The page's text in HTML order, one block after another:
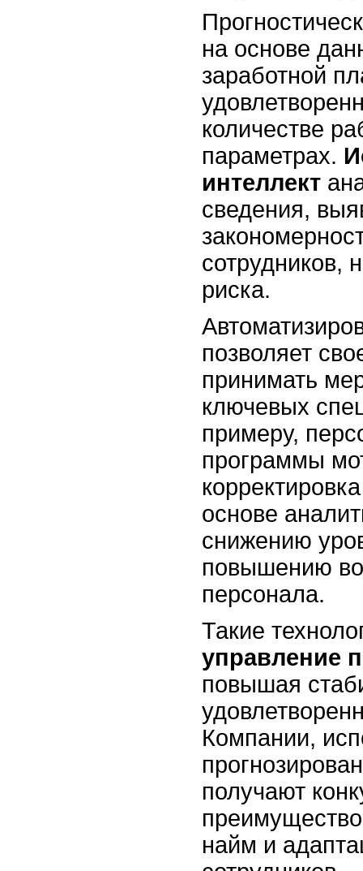
на основе
заработной
количестве
параметрах.
интеллект
сведения,
сотрудников,
риска.
позволяет
принимать
ключевых
примеру,
программы
основе
снижению
повышению
персонала.
Такие
управление
повышая
Компании,
получают
найм и